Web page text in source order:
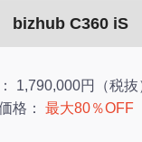
bizhub C360 iS
1,790,000円（税抜
格
最大80％OFF